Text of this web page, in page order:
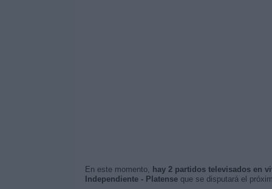
En este momento, hay 2 partidos televisados en
Independiente - Platenseque se disputará el